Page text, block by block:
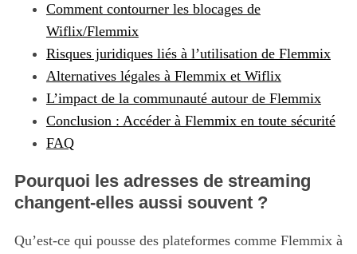
Comment contourner les blocages de
Wiflix/Flemmix
Risques juridiques liés à l’utilisation de Flemmix
Alternatives légales à Flemmix et Wiflix
L’impact de la communauté autour de Flemmix
Conclusion : Accéder à Flemmix en toute sécurité
FAQ
Pourquoi les adresses de streaming
changent-elles aussi souvent ?
Qu’est-ce qui pousse des plateformes comme Flemmix à